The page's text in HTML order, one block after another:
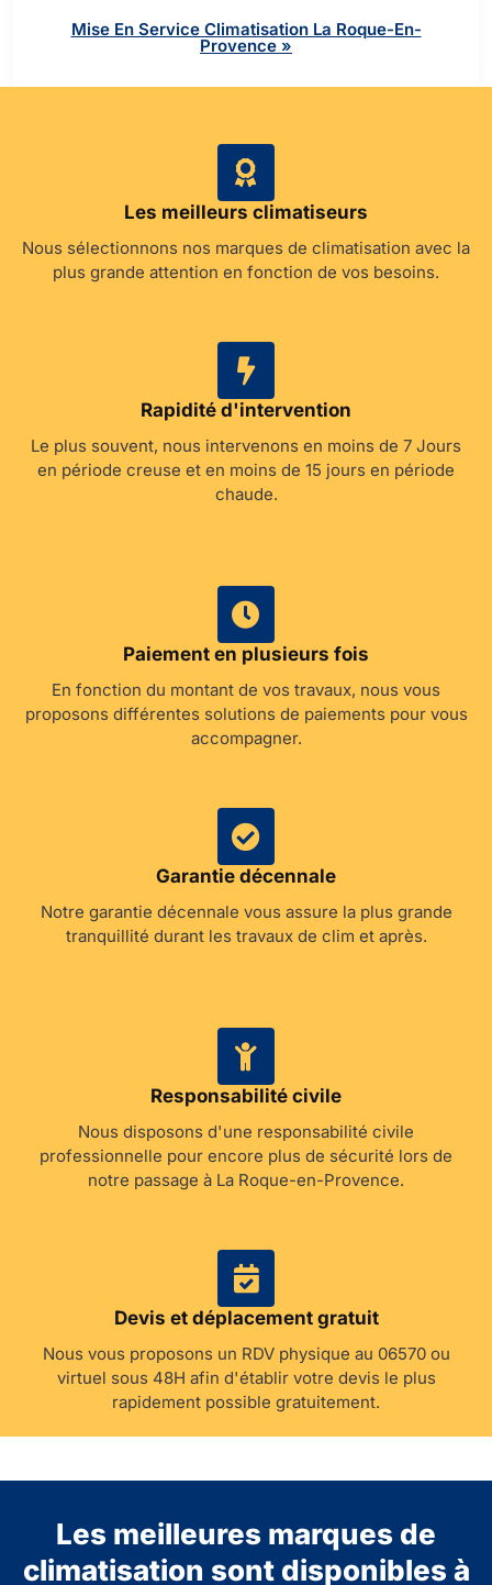
Mise En Service Climatisation La Roque-En-
Provence »
Les meilleurs climatiseurs
Nous sélectionnons nos marques de climatisation avec la
plus grande attention en fonction de vos besoins.
Rapidité d'intervention
Le plus souvent, nous intervenons en moins de 7 Jours
en période creuse et en moins de 15 jours en période
chaude.
Paiement en plusieurs fois
En fonction du montant de vos travaux, nous vous
proposons différentes solutions de paiements pour vous
accompagner.
Garantie décennale
Notre garantie décennale vous assure la plus grande
tranquillité durant les travaux de clim et après.
Responsabilité civile
Nous disposons d'une responsabilité civile
professionnelle pour encore plus de sécurité lors de
notre passage à La Roque-en-Provence.
Devis et déplacement gratuit
Nous vous proposons un RDV physique au 06570 ou
virtuel sous 48H afin d'établir votre devis le plus
rapidement possible gratuitement.
Les meilleures marques de
climatisation sont disponibles à